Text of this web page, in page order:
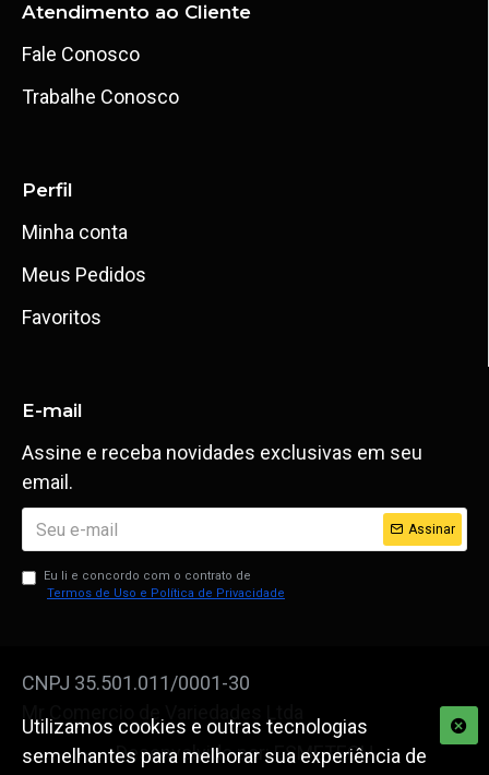
Atendimento ao Cliente
Fale Conosco
Trabalhe Conosco
Perfil
Minha conta
Meus Pedidos
Favoritos
E-mail
Assine e receba novidades exclusivas em seu
email.
Assinar
Eu li e concordo com o contrato de
Termos de Uso e Política de Privacidade
CNPJ 35.501.011/0001-30
Desenvolvido por: ESMETECH
Utilizamos cookies e outras tecnologias
semelhantes para melhorar sua experiência de